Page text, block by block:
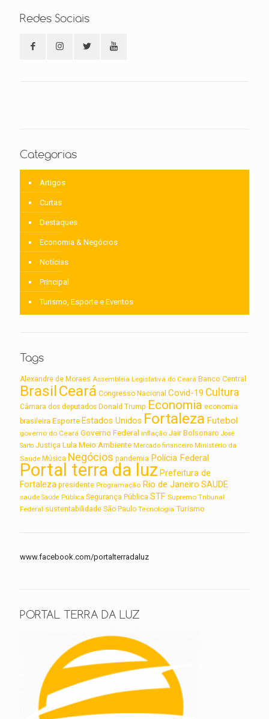
Redes Sociais
Categorias
Artigos
Curtas
Destaques
Economia & Negócios
Notícias
Principal
Turismo, Esporte e Eventos
Tags
Alexandre de Moraes Assembleia Legislativa do Ceará Banco Central
BrasilCeará Congresso Nacional Covid-19 Cultura
Câmara dos deputados Donald Trump Economia economia
brasileira Esporte Estados Unidos Fortaleza Futebol
governo do Ceará Governo Federal inflação Jair Bolsonaro José
Sarto Justiça Lula Meio Ambiente Mercado financeiro Ministério da
Saúde Música Negócios pandemia Polícia Federal
Portal terra da luz Prefeitura de
Fortaleza presidente Programação Rio de Janeiro SAUDE
saúde Saúde Pública Segurança Pública STF Supremo Tribunal
Federal sustentabilidade São Paulo Tecnologia Turismo
www.facebook.com/portalterradaluz
PORTAL TERRA DA LUZ